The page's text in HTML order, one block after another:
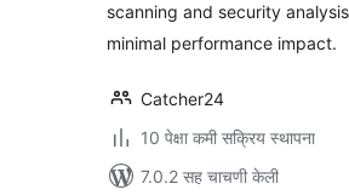
scanning and security
minimal performance impact.
Catcher24
10 पेक्षा कमी सक्रिय स्थापना
7.0.2 सह चाचणी केली